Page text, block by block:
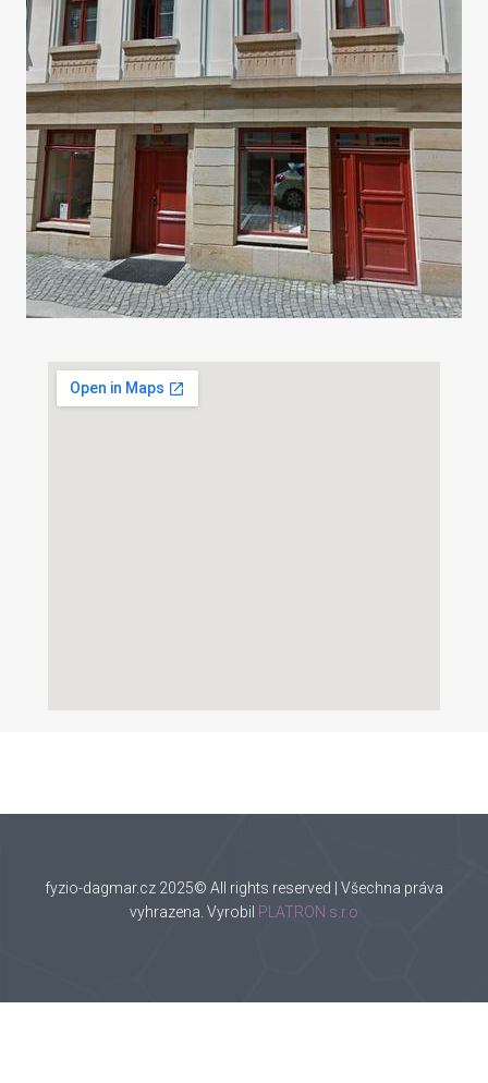
fyzio-dagmar.cz 2025© All rights reserved | Všechna práva
vyhrazena. Vyrobil PLATRON s.r.o